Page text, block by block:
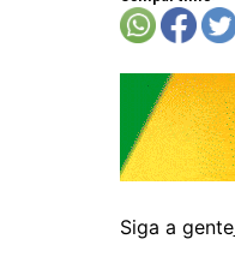
Siga a gente